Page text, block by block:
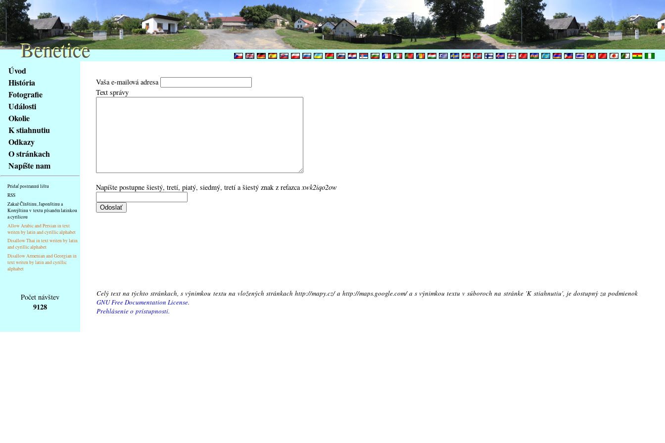
obsah
stránky
Klávesové
zkratky
tomto
webu
základní
Hlavní
strana
Úvod
História
Fotografie
Události
Okolie
K stiahnutiu
Odkazy
O stránkach
Napíšte nam
Pridať postrannú lištu
RSS
Zakaž Čínštinu, Japonštinu a
Korejštinu v textu písaném latinkou
a cyrilicou
Allow Arabic and Persian in text
writen by latin and cyrillic alphabet
Disallow Thai in text writen by latin
and cyrillic alphabet
Disallow Armenian and Georgian in
text writen by latin and cyrillic
alphabet
Vaša e-mailová adresa
Text správy
Napíšte postupne šiestý, tretí, piatý, siedmý, tretí a šiestý znak z reťazcaxwk2iqo2ow
Počet návštev
9128
Celý text na týchto stránkach, s výnimkou textu na vložených stránkach http://mapy.cz/ a http://maps.google.com/ a s výnimkou textu v súboroch na stránke 'K stiahnutiu', je dostupný za podmienok
GNU Free Documentation License.
Prehlásenie o prístupnosti.
Benetice
Benetice